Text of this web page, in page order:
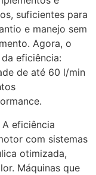
suficientes para
e manejo sem
Agora, o
eficiência:
de até 60 l/min
eficiência
com sistemas
otimizada,
Máquinas que